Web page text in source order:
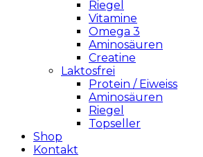
Riegel
Vitamine
Omega 3
Aminosäuren
Creatine
Laktosfrei
Protein / Eiweiss
Aminosäuren
Riegel
Topseller
Shop
Kontakt